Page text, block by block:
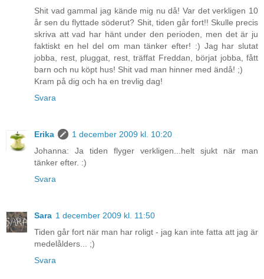
Shit vad gammal jag kände mig nu då! Var det verkligen 10
år sen du flyttade söderut? Shit, tiden går fort!! Skulle precis
skriva att vad har hänt under den perioden, men det är ju
faktiskt en hel del om man tänker efter! :) Jag har slutat
jobba, rest, pluggat, rest, träffat Freddan, börjat jobba, fått
barn och nu köpt hus! Shit vad man hinner med ändå! ;)
Kram på dig och ha en trevlig dag!
Svara
Erika
1 december 2009 kl. 10:20
Johanna: Ja tiden flyger verkligen...helt sjukt när man
tänker efter. :)
Svara
Sara 1 december 2009 kl. 11:50
Tiden går fort när man har roligt - jag kan inte fatta att jag är
medelålders... ;)
Svara